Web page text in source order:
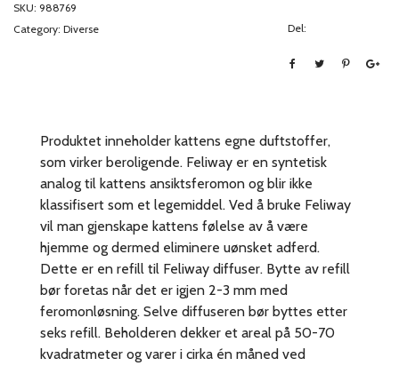
SKU: 988769
Category: Diverse Del:
Produktet inneholder kattens egne duftstoffer,
som virker beroligende. Feliway er en syntetisk
analog til kattens ansiktsferomon og blir ikke
klassifisert som et legemiddel. Ved å bruke Feliway
vil man gjenskape kattens følelse av å være
hjemme og dermed eliminere uønsket adferd.
Dette er en refill til Feliway diffuser. Bytte av refill
bør foretas når det er igjen 2-3 mm med
feromonløsning. Selve diffuseren bør byttes etter
seks refill. Beholderen dekker et areal på 50-70
kvadratmeter og varer i cirka én måned ved